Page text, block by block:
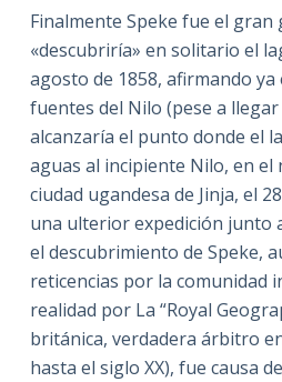
Finalmente Speke fue el gran
«descubriría» en solitario el
agosto de 1858, afirmando
fuentes del Nilo (pese a
alcanzaría el punto donde el
aguas al incipiente Nilo, en el
ciudad ugandesa de Jinja, el
una ulterior expedición junto
el descubrimiento de Speke,
reticencias por la comunidad
realidad por La “Royal
británica, verdadera árbitro
hasta el siglo XX), fue causa